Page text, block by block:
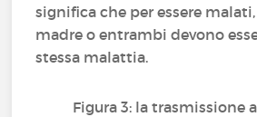
significa che per essere
madre o entrambi devono
stessa malattia.
Figura 3: la trasmissione